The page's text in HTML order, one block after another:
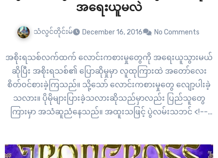
အရေးယူမလဲ
သံလွင်တိုင်းမ် December 16, 2016 No Comments
အစိုးရသစ်လက်ထက် လောင်းကစားမှုတွေကို အရေးယူသွားမယ်
ဆိုပြီး အစိုးရသစ်၏ ပြောဆိုမှုမှာ လူထုကြားထဲ အတော်လေး
စိတ်ဝင်စားခဲ့ကြသည်။ သို့သော် လောင်းကစားမှုတွေ လျော့ပါးခဲ့
သလား။ ပိုမိုများပြားခဲ့သလားဆိုသည်မှာလည်း ပြည်သူတွေ
ကြားမှာ အသံဆူညံနေသည်။ အထူးသဖြင့် ပွဲလမ်းသဘင် <!--
အထွေထွေကိစ္စရပ်များနှင့်ပတ်သက်ပြီး နယ်ပယ်အသီးသီးမှ